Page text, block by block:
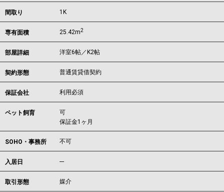
間取り 1K
専有面積 25.42m2
部屋詳細 洋室6帖／K2帖
契約形態 普通賃貸借契約
保証会社 利用必須
ペット飼育
可
保証金1ヶ月
SOHO・事務所 不可
入居日 ---
取引形態 媒介